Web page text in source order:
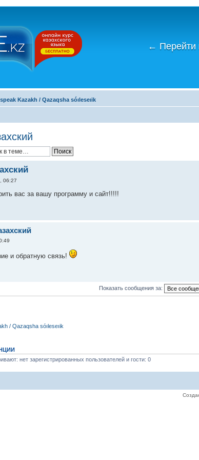
← Перейти
Kazakh / Qazaqsha sóıleseıik
06:27
вас за вашу программу и сайт!!!!!
и обратную связь!
Показать сообщения за:
/ Qazaqsha sóıleseıik
нет зарегистрированных пользователей и гости: 0